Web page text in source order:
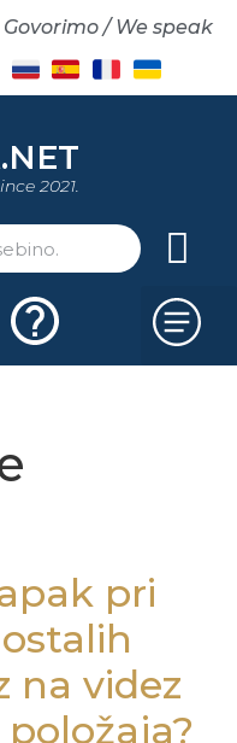
Govorimo / We speak
2021.
pri
na videz